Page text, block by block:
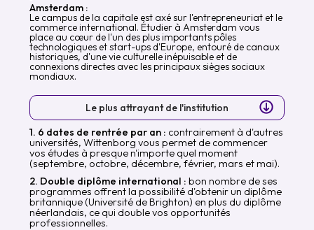
Amsterdam :
Le campus de la capitale est axé sur l'entrepreneuriat et le
commerce international. Étudier à Amsterdam vous
place au cœur de l'un des plus importants pôles
technologiques et start-ups d'Europe, entouré de canaux
historiques, d'une vie culturelle inépuisable et de
connexions directes avec les principaux sièges sociaux
mondiaux.
Le plus attrayant de l'institution
1. 6 dates de rentrée par an : contrairement à d'autres
universités, Wittenborg vous permet de commencer
vos études à presque n'importe quel moment
(septembre, octobre, décembre, février, mars et mai).
2. Double diplôme international : bon nombre de ses
programmes offrent la possibilité d'obtenir un diplôme
britannique (Université de Brighton) en plus du diplôme
néerlandais, ce qui double vos opportunités
professionnelles.